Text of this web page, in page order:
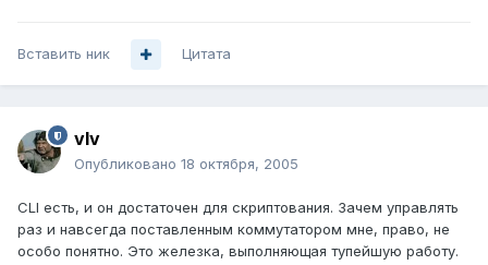
Вставить ник Цитата
vIv
Опубликовано 18 октября, 2005
CLI есть, и он достаточен для скриптования. Зачем управлять
раз и навсегда поставленным коммутатором мне, право, не
особо понятно. Это железка, выполняющая тупейшую работу.